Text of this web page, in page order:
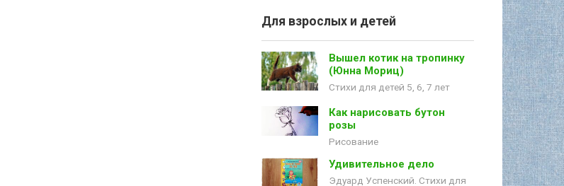
Для взрослых и детей
Вышел котик на тропинку
(Юнна Мориц)
Стихи для детей 5, 6, 7 лет
Как нарисовать бутон
розы
Рисование
Удивительное дело
Эдуард Успенский. Стихи для